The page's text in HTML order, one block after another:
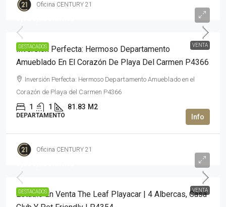
Oficina CENTURY 21
DESTACADOS VENTA
Inversión Perfecta: Hermoso Departamento
Amueblado En El Corazón De Playa Del Carmen P4366
Inversión Perfecta: Hermoso Departamento Amueblado en el
Corazón de Playa del Carmen P4366
1 1 81.83 M2
DEPARTAMENTO
Oficina CENTURY 21
DESTACADOS VENTA
Estudio En Venta The Leaf Playacar | 4 Albercas, Casa